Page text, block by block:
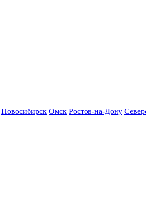
Новосибирск Омск Ростов-на-Дону